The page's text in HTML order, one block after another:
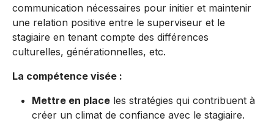
communication nécessaires pour initier et maintenir
une relation positive entre le superviseur et le
stagiaire en tenant compte des différences
culturelles, générationnelles, etc.
La compétence visée :
Mettre en place les stratégies qui contribuent à
créer un climat de confiance avec le stagiaire.